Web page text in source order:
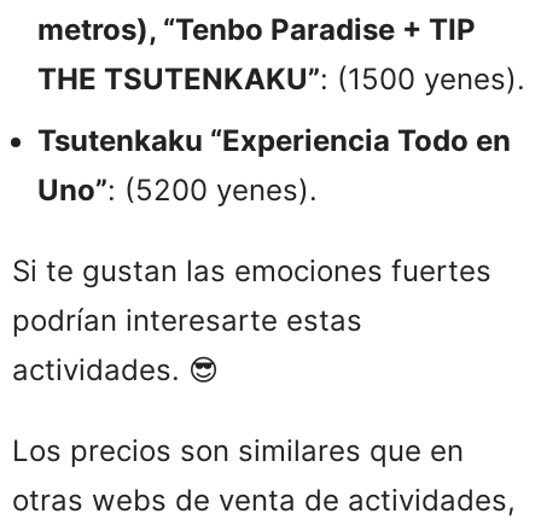
metros), “Tenbo Paradise + TIP
THE TSUTENKAKU”: (1500 yenes).
Tsutenkaku “Experiencia Todo en
Uno”: (5200 yenes).
Si te gustan las emociones fuertes
podrían interesarte estas
actividades. 😎
Los precios son similares que en
otras webs de venta de actividades,